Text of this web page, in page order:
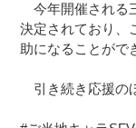
今年開催される
決定されており、
助になることがで
引き続き応援の